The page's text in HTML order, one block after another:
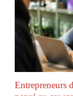
Entrepreneurs